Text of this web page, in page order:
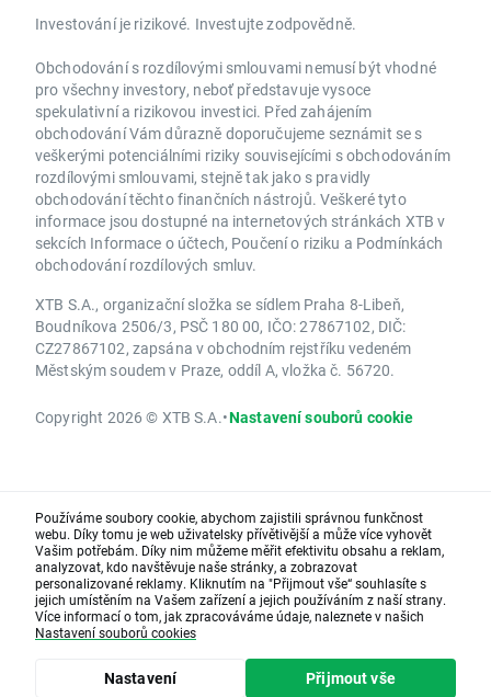
Investování je rizikové. Investujte zodpovědně.
Obchodování s rozdílovými smlouvami nemusí být vhodné
pro všechny investory, neboť představuje vysoce
spekulativní a rizikovou investici. Před zahájením
obchodování Vám důrazně doporučujeme seznámit se s
veškerými potenciálními riziky souvisejícími s obchodováním
rozdílovými smlouvami, stejně tak jako s pravidly
obchodování těchto finančních nástrojů. Veškeré tyto
informace jsou dostupné na internetových stránkách XTB v
sekcích Informace o účtech, Poučení o riziku a Podmínkách
obchodování rozdílových smluv.
XTB S.A., organizační složka se sídlem Praha 8-Libeň,
Boudníkova 2506/3, PSČ 180 00, IČO: 27867102, DIČ:
CZ27867102, zapsána v obchodním rejstříku vedeném
Městským soudem v Praze, oddíl A, vložka č. 56720.
Copyright 2026 © XTB S.A.•Nastavení souborů cookie
Používáme soubory cookie, abychom zajistili správnou funkčnost
webu. Díky tomu je web uživatelsky přívětivější a může více vyhovět
Vašim potřebám. Díky nim můžeme měřit efektivitu obsahu a reklam,
analyzovat, kdo navštěvuje naše stránky, a zobrazovat
personalizované reklamy. Kliknutím na "Přijmout vše“ souhlasíte s
jejich umístěním na Vašem zařízení a jejich používáním z naší strany.
Více informací o tom, jak zpracováváme údaje, naleznete v našich
Nastavení souborů cookies
Nastavení Přijmout vše